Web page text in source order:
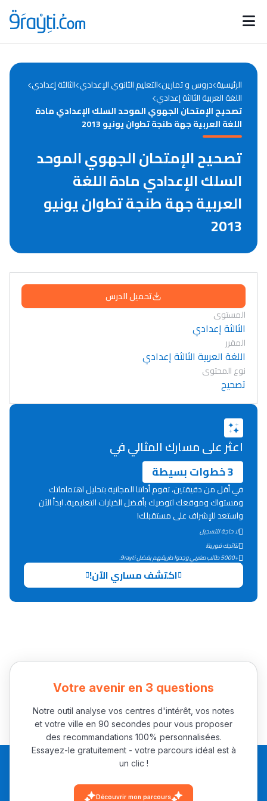
Catégories
d'actualités
Annonces bourses
Lycée Maroc
Collège au Maroc
Interviews/Vidéos
+ de 89 Interviews/Vidéos
دليل المهن
الرئيسية دروس و تمارين التعليم الثانوي الإعدادي الثالثة إعدادي
اللغة العربية الثالثة إعدادي
تصحيح الإمتحان الجهوي الموحد السلك الإعدادي مادة
اللغة العربية جهة طنجة تطوان يونيو 2013
تصحيح الإمتحان الجهوي الموحد
السلك الإعدادي مادة اللغة
العربية جهة طنجة تطوان يونيو
2013
تحميل الدرس
المستوى
الثالثة إعدادي
المقرر
اللغة العربية الثالثة إعدادي
نوع المحتوى
تصحيح
اعثر على مسارك المثالي في
3 خطوات بسيطة
في أقل من دقيقتين، تقوم أداتنا المجانية بتحليل اهتماماتك
ومستواك وموقعك لتوصيك بأفضل الخيارات التعليمية. ابدأ الآن
واستعد للإشراف على مستقبلك!
لا حاجة للتسجيل
نتائجك فورية!
+5000 طالب مغربي وجدوا طريقهم بفضل 9rayti.
اكتشف مساري الآن!
Votre avenir en 3 questions
Notre outil analyse vos centres d'intérêt, vos notes
et votre ville en 90 secondes pour vous proposer
des recommandations 100% personnalisées.
Essayez-le gratuitement - votre parcours idéal est à
un clic !
Découvrir mon parcours